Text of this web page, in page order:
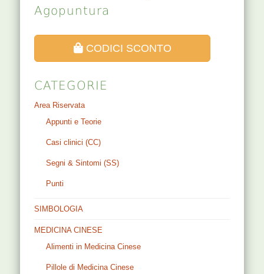
Agopuntura
CODICI SCONTO
CATEGORIE
Area Riservata
Appunti e Teorie
Casi clinici (CC)
Segni & Sintomi (SS)
Punti
SIMBOLOGIA
MEDICINA CINESE
Alimenti in Medicina Cinese
Pillole di Medicina Cinese